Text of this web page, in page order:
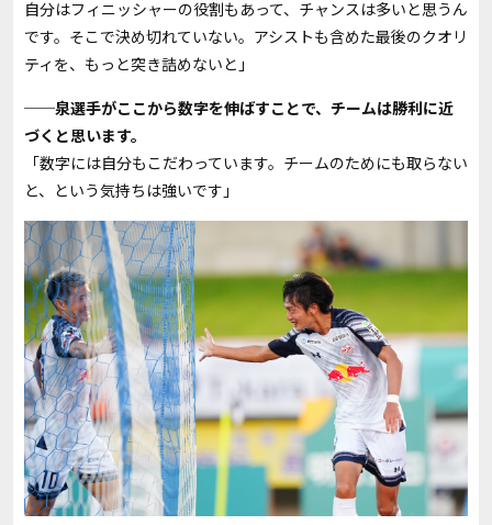
自分はフィニッシャーの役割もあって、チャンスは多いと思うん
です。そこで決め切れていない。アシストも含めた最後のクオリ
ティを、もっと突き詰めないと」
──泉選手がここから数字を伸ばすことで、チームは勝利に近
づくと思います。
「数字には自分もこだわっています。チームのためにも取らない
と、という気持ちは強いです」